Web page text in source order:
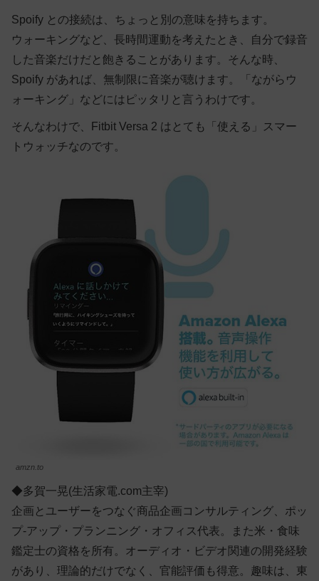
Spoify との接続は、ちょっと別の意味を持ちます。
ウォーキングなど、長時間運動を考えたとき、自分で録音
した音楽だけだと飽きることがあります。そんな時、
Spoify があれば、無制限に音楽が聴けます。「ながらウ
ォーキング」などにはピッタリと言うわけです。
そんなわけで、Fitbit Versa 2 はとても「使える」スマー
トウォッチなのです。
amzn.to
◆多賀一晃(生活家電.com主宰)
企画とユーザーをつなぐ商品企画コンサルティング、ポッ
プ-アップ・プランニング・オフィス代表。また米・食味
鑑定士の資格を所有。オーディオ・ビデオ関連の開発経験
があり、理論的だけでなく、官能評価も得意。趣味は、東